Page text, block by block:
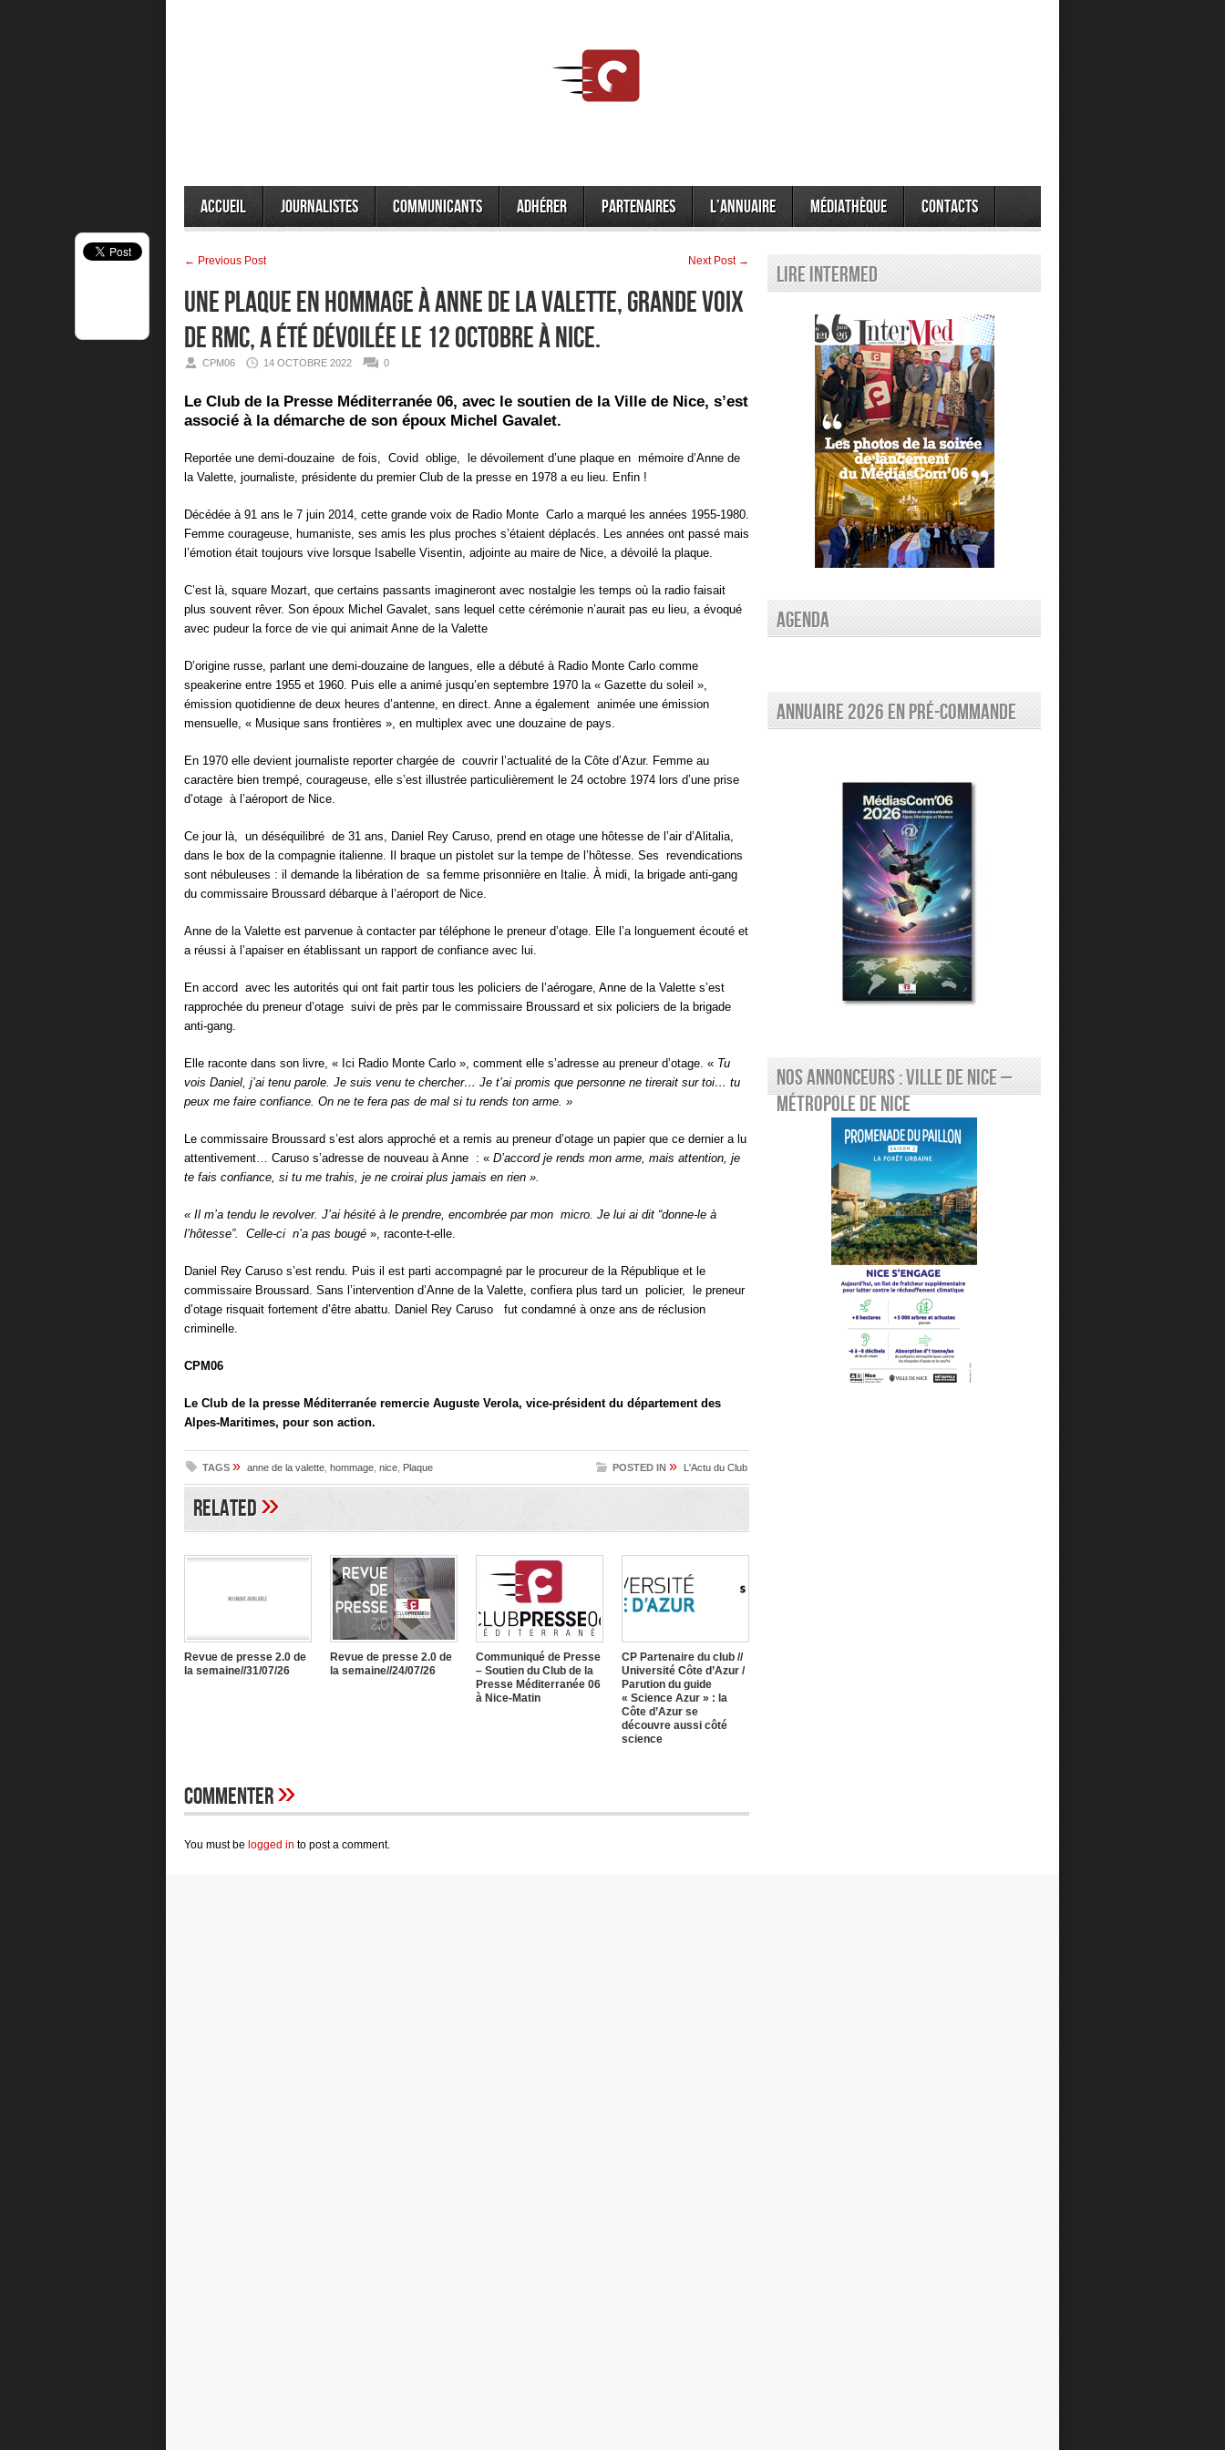
Accueil Journalistes Communicants Adhérer Partenaires L’annuaire Médiathèque Contacts
← Previous Post Next Post →
Une plaque en hommage à Anne de la Valette, grande voix
de RMC, a été dévoilée le 12 octobre à Nice.
CPM06 14 OCTOBRE 2022 0
Le Club de la Presse Méditerranée 06, avec le soutien de la Ville de Nice, s’est
associé à la démarche de son époux Michel Gavalet.
Reportée une demi-douzaine de fois, Covid oblige, le dévoilement d’une plaque en mémoire d’Anne de
la Valette, journaliste, présidente du premier Club de la presse en 1978 a eu lieu. Enfin !
Décédée à 91 ans le 7 juin 2014, cette grande voix de Radio Monte Carlo a marqué les années 1955-1980.
Femme courageuse, humaniste, ses amis les plus proches s’étaient déplacés. Les années ont passé mais
l’émotion était toujours vive lorsque Isabelle Visentin, adjointe au maire de Nice, a dévoilé la plaque.
C’est là, square Mozart, que certains passants imagineront avec nostalgie les temps où la radio faisait
plus souvent rêver. Son époux Michel Gavalet, sans lequel cette cérémonie n’aurait pas eu lieu, a évoqué
avec pudeur la force de vie qui animait Anne de la Valette
D’origine russe, parlant une demi-douzaine de langues, elle a débuté à Radio Monte Carlo comme
speakerine entre 1955 et 1960. Puis elle a animé jusqu’en septembre 1970 la « Gazette du soleil »,
émission quotidienne de deux heures d’antenne, en direct. Anne a également animée une émission
mensuelle, « Musique sans frontières », en multiplex avec une douzaine de pays.
En 1970 elle devient journaliste reporter chargée de couvrir l’actualité de la Côte d’Azur. Femme au
caractère bien trempé, courageuse, elle s’est illustrée particulièrement le 24 octobre 1974 lors d’une prise
d’otage à l’aéroport de Nice.
Ce jour là, un déséquilibré de 31 ans, Daniel Rey Caruso, prend en otage une hôtesse de l’air d’Alitalia,
dans le box de la compagnie italienne. Il braque un pistolet sur la tempe de l’hôtesse. Ses revendications
sont nébuleuses : il demande la libération de sa femme prisonnière en Italie. À midi, la brigade anti-gang
du commissaire Broussard débarque à l’aéroport de Nice.
Anne de la Valette est parvenue à contacter par téléphone le preneur d’otage. Elle l’a longuement écouté et
a réussi à l’apaiser en établissant un rapport de confiance avec lui.
En accord avec les autorités qui ont fait partir tous les policiers de l’aérogare, Anne de la Valette s’est
rapprochée du preneur d’otage suivi de près par le commissaire Broussard et six policiers de la brigade
anti-gang.
Elle raconte dans son livre, « Ici Radio Monte Carlo », comment elle s’adresse au preneur d’otage. « Tu
vois Daniel, j’ai tenu parole. Je suis venu te chercher… Je t’ai promis que personne ne tirerait sur toi… tu
peux me faire confiance. On ne te fera pas de mal si tu rends ton arme. »
Le commissaire Broussard s’est alors approché et a remis au preneur d’otage un papier que ce dernier a lu
attentivement… Caruso s’adresse de nouveau à Anne : « D’accord je rends mon arme, mais attention, je
te fais confiance, si tu me trahis, je ne croirai plus jamais en rien ».
« Il m’a tendu le revolver. J’ai hésité à le prendre, encombrée par mon micro. Je lui ai dit “donne-le à
l’hôtesse”. Celle-ci n’a pas bougé », raconte-t-elle.
Daniel Rey Caruso s’est rendu. Puis il est parti accompagné par le procureur de la République et le
commissaire Broussard. Sans l’intervention d’Anne de la Valette, confiera plus tard un policier, le preneur
d’otage risquait fortement d’être abattu. Daniel Rey Caruso fut condamné à onze ans de réclusion
criminelle.
CPM06
Le Club de la presse Méditerranée remercie Auguste Verola, vice-président du département des
Alpes-Maritimes, pour son action.
TAGS » anne de la valette hommage nice Plaque POSTED IN » L'Actu du Club
Related»
Revue de presse 2.0 de
la semaine//31/07/26
Revue de presse 2.0 de
la semaine//24/07/26
Communiqué de Presse
– Soutien du Club de la
Presse Méditerranée 06
à Nice-Matin
CP Partenaire du club //
Université Côte d’Azur /
Parution du guide
« Science Azur » : la
Côte d’Azur se
découvre aussi côté
science
Commenter»
You must be logged in to post a comment.
Lire Intermed
AGENDA
Annuaire 2026 en pré-commande
Nos annonceurs : Ville de Nice –
Métropole de Nice